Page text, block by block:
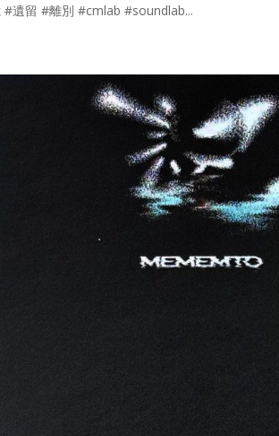
遺留 #離別 #cmlab #soundlab...